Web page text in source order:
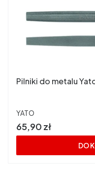
Pilniki do metalu
PRODUCENT
YATO
Cena
65,90 zł
DO